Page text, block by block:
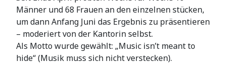
Männer und 68 Frauen an den einzelnen stücken,
um dann Anfang Juni das Ergebnis zu präsentieren
– moderiert von der Kantorin selbst.
Als Motto wurde gewählt: „Music isn’t meant to
hide“ (Musik muss sich nicht verstecken).